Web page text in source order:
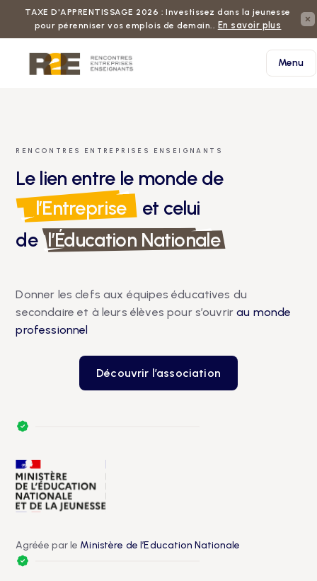
Télécharger notre
rapport d'activité
TAXE D'APPRENTISSAGE 2026 : Investissez dans la jeunesse
pour pérenniser vos emplois de demain.. En savoir plus
Menu
RENCONTRES ENTREPRISES ENSEIGNANTS
Le lien entre le monde de
l’Entreprise
et celui
de l’Éducation Nationale
Donner les clefs aux équipes éducatives du
secondaire et à leurs élèves pour s’ouvrirau monde
professionnel
Découvrir l’association
Agréée par le Ministère de l’Education Nationale